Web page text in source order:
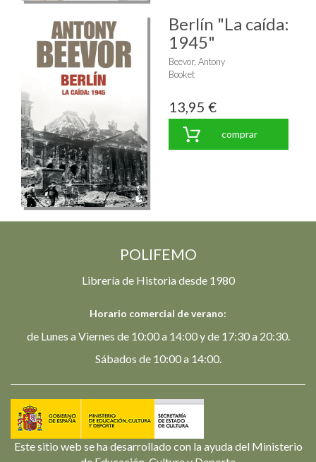
Berlín "La caída:
1945"
Beevor, Antony
Booket
13,95 €
comprar
POLIFEMO
Librería de Historia desde 1980
Horario comercial de verano:
de Lunes a Viernes de 10:00 a 14:00 y de 17:30 a 20:30.
Sábados de 10:00 a 14:00.
Este sitio web se ha desarrollado con la ayuda del Ministerio